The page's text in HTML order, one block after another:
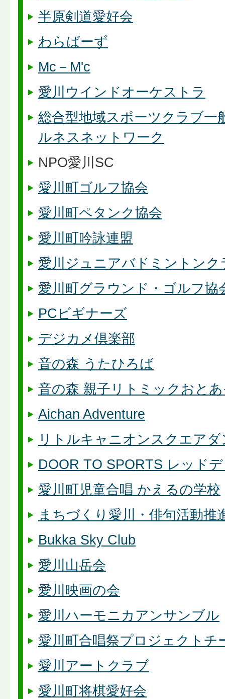
半原剣道愛好会
わらばーず
Mc－M'c
愛川ウインドオーケストラ
総合型地域スポーツクラブ一
ルネスネットワーク
NPO愛川SC
愛川町ゴルフ協会
愛川町ペタンク協会
愛川町吟詠連盟
愛川ジュニアバドミントンク
愛川町グラウンド・ゴルフ協
PCビギナーズ
デジカメ倶楽部
音の森 うたひろば
音の森 親子リトミックおと
Aichan Adventure
リトルキャニオンスクエア
DOOR TO SPORTS レッド
愛川町児童合唱 かえるの学校
まちづくり愛川・俳句活動推
Bukka Sky Club
愛川山岳会
愛川映画の会
愛川ハーモニカアンサンブル
愛川町合唱祭プロジェクトチ
愛川アートクラブ
愛川町将棋愛好会